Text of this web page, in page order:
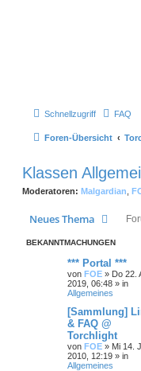
Schnellzugriff FAQ
Foren-Übersicht
Klassen
Moderatoren: Malgardian
Neues Thema
BEKANNTMACHUNGEN
*** Portal ***
von FOE » Do 22.
2019, 06:48 » in
Allgemeines
[Sammlung]
& FAQ @
Torchlight
von FOE » Mi 14.
2010, 12:19 » in
Allgemeines